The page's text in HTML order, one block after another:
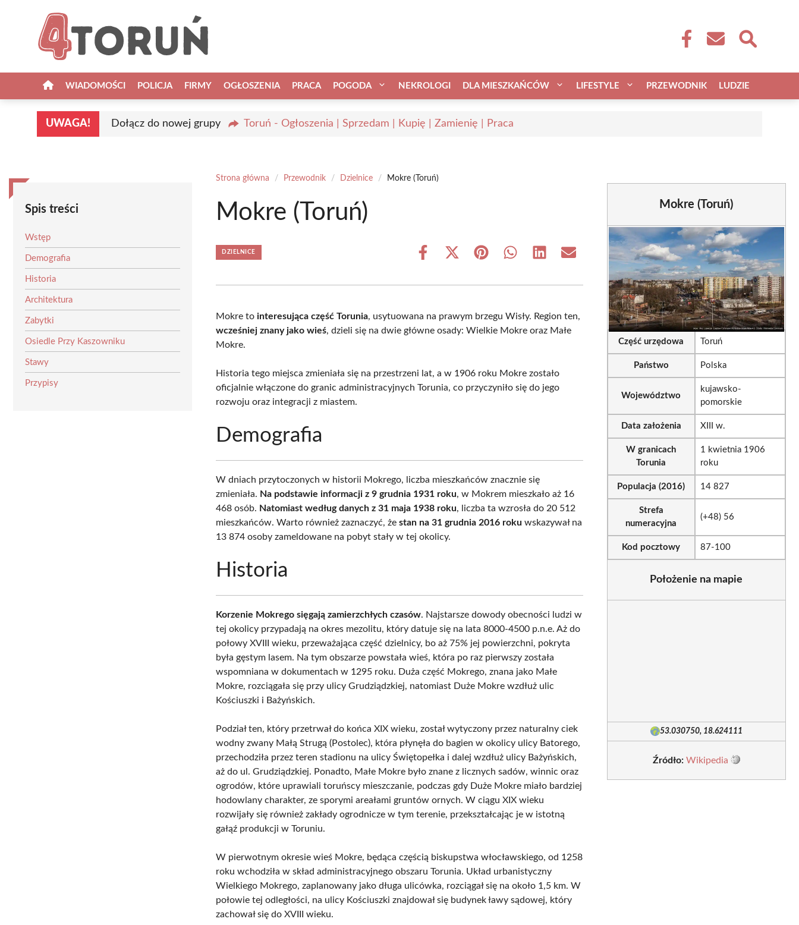
WIADOMOŚCI POLICJA FIRMY OGŁOSZENIA PRACA POGODA NEKROLOGI DLA MIESZKAŃCÓW LIFESTYLE PRZEWODNIK LUDZIE
UWAGA! Dołącz do nowej grupy Toruń - Ogłoszenia | Sprzedam | Kupię | Zamienię | Praca
Spis treści
Wstęp
Demografia
Historia
Architektura
Zabytki
Osiedle Przy Kaszowniku
Stawy
Przypisy
Strona główna / Przewodnik / Dzielnice / Mokre (Toruń)
Mokre (Toruń)
DZIELNICE
Share
Share
(Twitter)
Share Share Share Share
Mokre tointeresująca część Torunia, usytuowana na prawym brzegu Wisły. Region ten,
wcześniej znany jako wieś, dzieli się na dwie główne osady: Wielkie Mokre oraz Małe
Mokre.
Historia tego miejsca zmieniała się na przestrzeni lat, a w 1906 roku Mokre zostało
oficjalnie włączone do granic administracyjnych Torunia, co przyczyniło się do jego
rozwoju oraz integracji z miastem.
Demografia
W dniach przytoczonych w historii Mokrego, liczba mieszkańców znacznie się
zmieniała. Na podstawie informacji z 9 grudnia 1931 roku, w Mokrem mieszkało aż 16
468 osób. Natomiast według danych z 31 maja 1938 roku, liczba ta wzrosła do 20 512
mieszkańców. Warto również zaznaczyć, żestan na 31 grudnia 2016 roku wskazywał na
13 874 osoby zameldowane na pobyt stały w tej okolicy.
Historia
Korzenie Mokrego sięgają zamierzchłych czasów. Najstarsze dowody obecności ludzi w
tej okolicy przypadają na okres mezolitu, który datuje się na lata 8000-4500 p.n.e. Aż do
połowy XVIII wieku, przeważająca część dzielnicy, bo aż 75% jej powierzchni, pokryta
była gęstym lasem. Na tym obszarze powstała wieś, która po raz pierwszy została
wspomniana w dokumentach w 1295 roku. Duża część Mokrego, znana jako Małe
Mokre, rozciągała się przy ulicy Grudziądzkiej, natomiast Duże Mokre wzdłuż ulic
Kościuszki i Bażyńskich.
Podział ten, który przetrwał do końca XIX wieku, został wytyczony przez naturalny ciek
wodny zwany Małą Strugą (Postolec), która płynęła do bagien w okolicy ulicy Batorego,
przechodziła przez teren stadionu na ulicy Świętopełka i dalej wzdłuż ulicy Bażyńskich,
aż do ul. Grudziądzkiej. Ponadto, Małe Mokre było znane z licznych sadów, winnic oraz
ogrodów, które uprawiali toruńscy mieszczanie, podczas gdy Duże Mokre miało bardziej
hodowlany charakter, ze sporymi areałami gruntów ornych. W ciągu XIX wieku
rozwijały się również zakłady ogrodnicze w tym terenie, przekształcając je w istotną
gałąź produkcji w Toruniu.
W pierwotnym okresie wieś Mokre, będąca częścią biskupstwa włocławskiego, od 1258
roku wchodziła w skład administracyjnego obszaru Torunia. Układ urbanistyczny
Wielkiego Mokrego, zaplanowany jako długa ulicówka, rozciągał się na około 1,5 km. W
połowie tej odległości, na ulicy Kościuszki znajdował się budynek ławy sądowej, który
zachował się do XVIII wieku.
Mokre (Toruń)
Część urzędowa Toruń
Państwo Polska
Województwo
kujawsko-
pomorskie
Data założenia XIII w.
W granicach
Torunia
1 kwietnia 1906
roku
Populacja (2016) 14 827
Strefa
numeracyjna
(+48) 56
Kod pocztowy 87-100
Położenie na mapie
53.030750, 18.624111
Źródło: Wikipedia